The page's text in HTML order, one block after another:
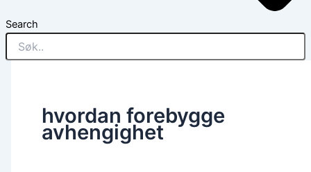
Search
hvordan forebygge
avhengighet